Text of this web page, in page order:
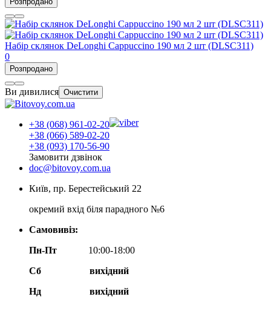
Набір склянок DeLonghi Cappuccino 190 мл 2 шт (DLSC311)
0
Розпродано
Ви дивилися Очистити
+38 (068) 961-02-20
+38 (066) 589-02-20
+38 (093) 170-56-90
Замовити дзвінок
doc@bitovoy.com.ua
Київ, пр. Берестейський 22
окремий вхід біля парадного №6
Самовивіз:
Пн-Пт
10:00-18:00
Сб
вихідний
Нд
вихідний